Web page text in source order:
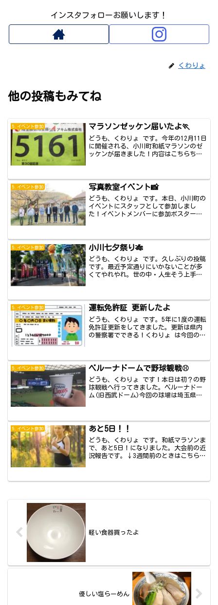
インスタフォローお願いします！
くわりょ
他の投稿もみてね
5.イベント参加 マラソンゼッケン届いたよ🏃
どうも、くわりょ です。今年の12月11日
に開催される、小川町和紙マラソンのゼ
ッケンが届きました！内容はこちらちゃ
5.イベント参加 写真教室イベント📸
どうも、くわりょ です。本日、小川町の
イベントにスタッフとして参加しまし
た！イベントメンバーに参加ポスターの
5.イベント参加 小川七夕祭り🎋
どうも、くわりょ です。久しぶりの投稿
です。最近予定通りにいかないことが多
くてやれやれ。世の中・人生そう上手く
5.イベント参加 運転免許証 更新したよ
どうも、くわりょ です。5年に1度の運転
免許証更新をしてきました。更新は県内
の警察署でできる！くわりょ は今回の更
5.イベント参加 ベルーナドームで野球観戦⚾️
どうも、くわりょ です！本日は初？の野
球観戦へ行ってきました。ベルーナドー
ム(旧西武ドーム)今回の球場は埼玉県の
5.イベント参加 あと5日！！
どうも、くわりょ です。和紙マラソンま
で、あと5日！になりました。大会前の近
況報告です。↓3週間前のときはこちら↓
軽い食器買ったよ
優しい塩らーめん